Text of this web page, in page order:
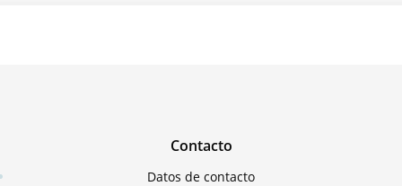
Contacto
Datos de contacto